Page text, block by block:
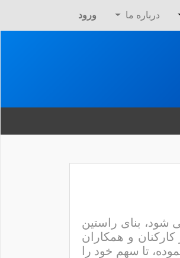
درباره ما ورود
شود، بنای راستین
و همکاران
تا سهم خود را